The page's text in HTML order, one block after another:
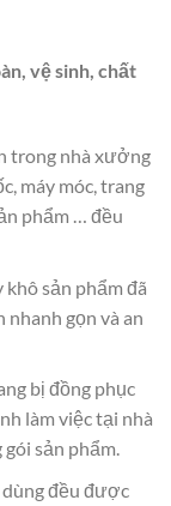
vệ sinh, chất
trong nhà xưởng
máy móc, trang
phẩm … đều
sản phẩm đã
nhanh gọn và an
bị đồng phục
làm việc tại nhà
sản phẩm.
đều được